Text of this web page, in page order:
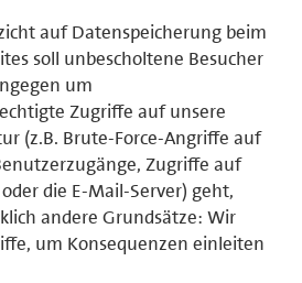
auf Datenspeicherung beim
soll unbescholtene Besucher
um
Zugriffe auf unsere
(z.B. Brute-Force-Angriffe auf
Zugriffe auf
die E-Mail-Server) geht,
andere Grundsätze: Wir
um Konsequenzen einleiten